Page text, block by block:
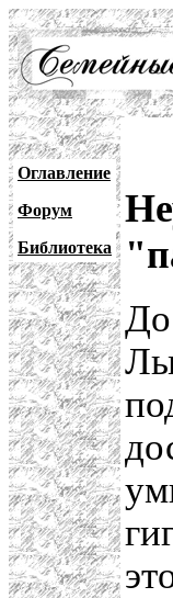
Оглавление
Форум
Библиотека